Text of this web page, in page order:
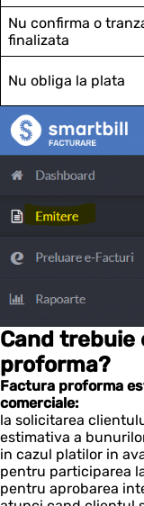
Nu confirma o
finalizata
Nu obliga la plata
Cand trebuie
proforma?
Factura proforma
comerciale:
la solicitarea
estimativa a
in cazul platilor in
pentru participarea
pentru aprobarea